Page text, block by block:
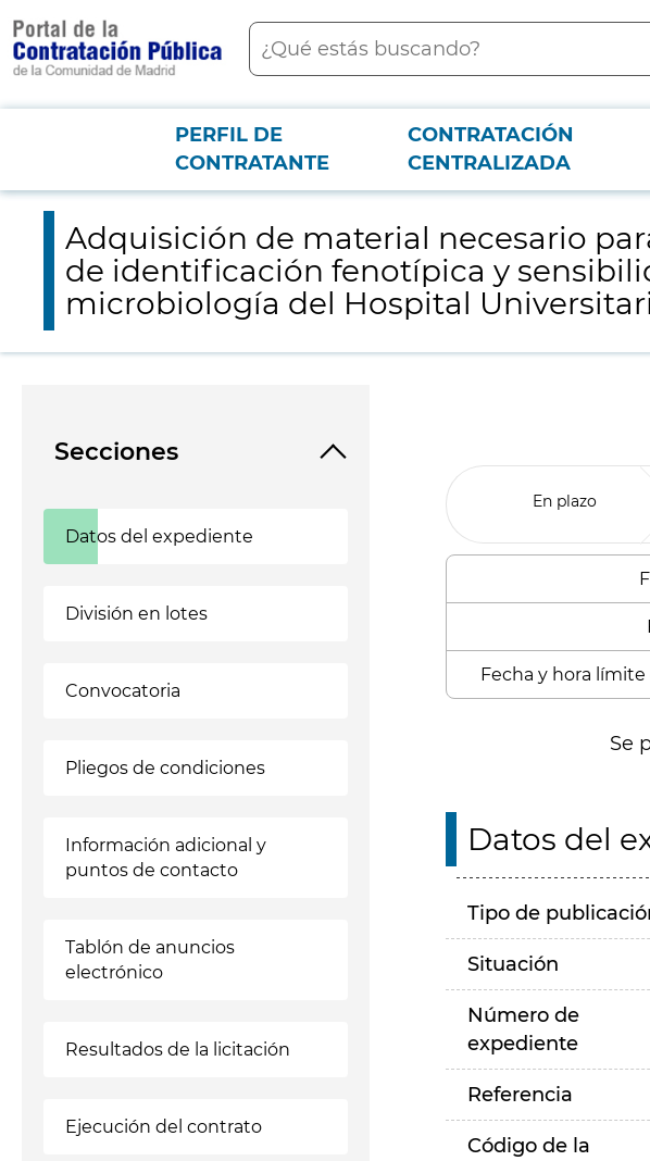
contenido
principal
Buscar
Menú PCON
PERFIL DE
CONTRATANTE
CONTRATACIÓN
CENTRALIZADA
Adquisición de material necesario para la realización de determinaciones analíticas
Adquisición de material necesario
de identificación fenotípica y
microbiología del Hospital
Secciones
Datos del expediente
División en lotes
Convocatoria
Pliegos de condiciones
Información adicional y
puntos de contacto
Tablón de anuncios
electrónico
Resultados de la licitación
Ejecución del contrato
En plazo
Fecha y hora
Se
Datos del
Tipo de
Situación
Número de
expediente
Referencia
Código de la